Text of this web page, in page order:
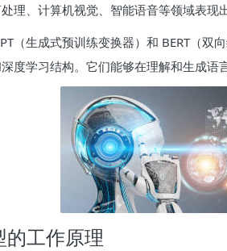
理、计算机视觉、智能语音等领域表现
（生成式预训练变换器）和 BERT（双
度学习结构。它们能够在理解和生成语
的工作原理